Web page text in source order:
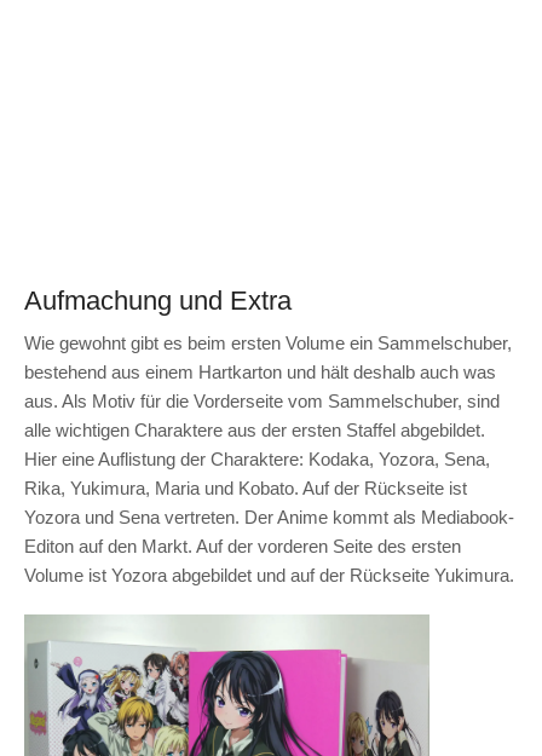
Aufmachung und Extra
Wie gewohnt gibt es beim ersten Volume ein Sammelschuber,
bestehend aus einem Hartkarton und hält deshalb auch was
aus. Als Motiv für die Vorderseite vom Sammelschuber, sind
alle wichtigen Charaktere aus der ersten Staffel abgebildet.
Hier eine Auflistung der Charaktere: Kodaka, Yozora, Sena,
Rika, Yukimura, Maria und Kobato. Auf der Rückseite ist
Yozora und Sena vertreten. Der Anime kommt als Mediabook-
Editon auf den Markt. Auf der vorderen Seite des ersten
Volume ist Yozora abgebildet und auf der Rückseite Yukimura.